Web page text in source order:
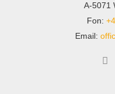
A-5071
Fon:
Email: